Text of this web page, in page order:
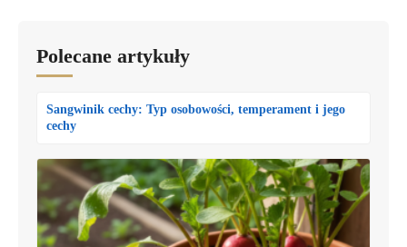
Polecane artykuły
Sangwinik cechy: Typ osobowości, temperament i jego
cechy